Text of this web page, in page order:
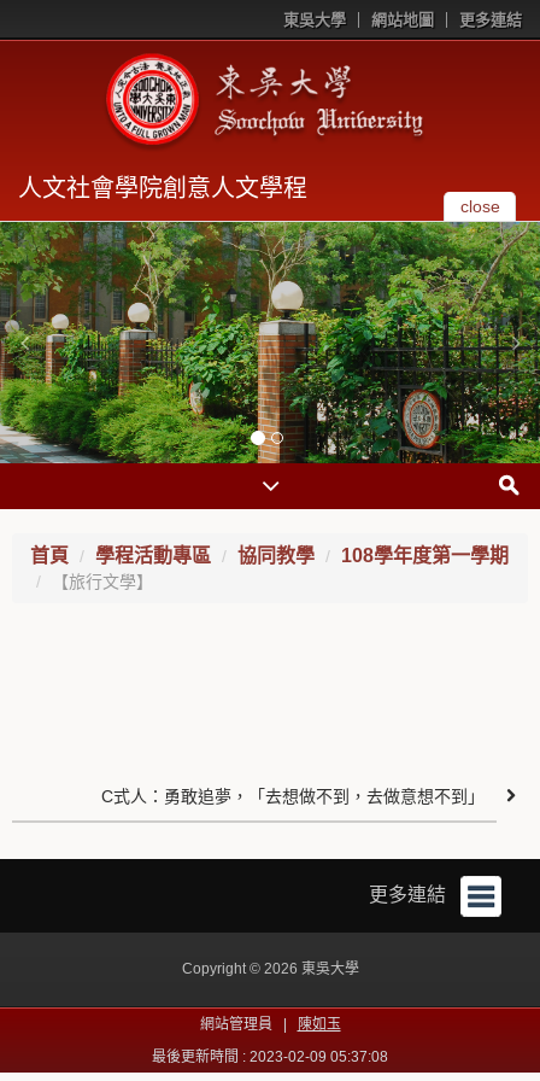
東吳大學 網站地圖 更多連結
人文社會學院創意人文學程
close
首頁 學程活動專區 協同教學 108學年度第一學期
【旅行文學】
C式人：勇敢追夢，「去想做不到，去做意想不到」
更多連結
Copyright © 2026 東吳大學
網站管理員 |
陳如玉
最後更新時間 : 2023-02-09 05:37:08